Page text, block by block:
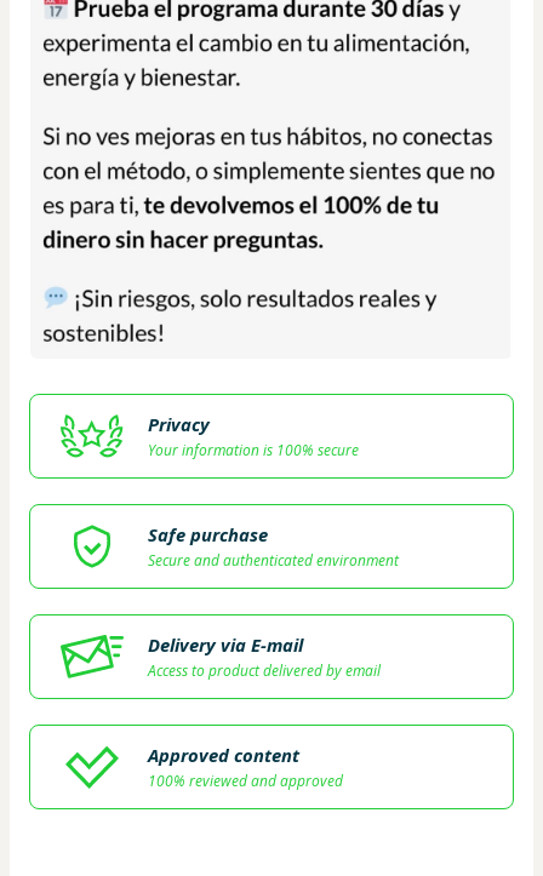
Privacy
Your information is 100% secure
Safe purchase
Secure and authenticated environment
Delivery via E-mail
Access to product delivered by email
Approved content
100% reviewed and approved